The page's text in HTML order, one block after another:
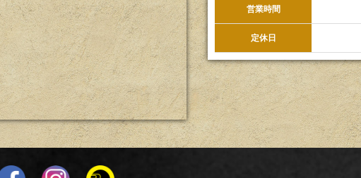
営業時間
定休日